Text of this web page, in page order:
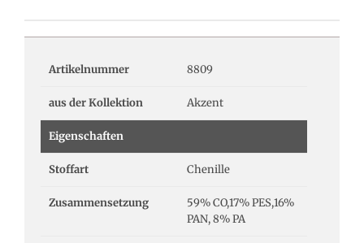
Artikelnummer 8809
aus der Kollektion Akzent
Eigenschaften
Stoffart Chenille
Zusammensetzung
59% CO,17% PES,16%
PAN, 8% PA